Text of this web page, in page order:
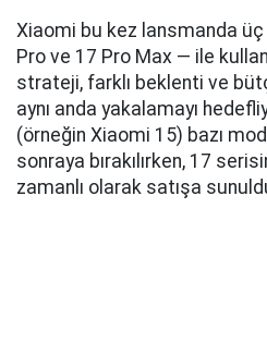
Xiaomi bu kez lansmanda
Pro ve 17 Pro Max — ile
strateji, farklı beklenti ve
aynı anda yakalamayı
(örneğin Xiaomi 15) bazı
sonraya bırakılırken, 17
zamanlı olarak satışa